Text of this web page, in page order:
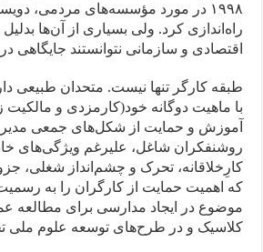
۱۹۹۸ در مورد مؤسسه‌های مردمی، دویست
راه‌اندازی کرد. ولی بسیاری از آن‌ها
اقتصادی و سازمانی نتوانستند جایگاهی در
طبقه کارگر تنها نیست. متحدان طبیعی
با ماهیت دوگانه خود(کارمزدی و مالکیت
آموزش و حمایت از شکل‌های جمعی
روشنفکران شاغل، علیرغم ویژگی‌های
کارِخلاقانه، تحرک و چشم‌انداز شغلی،
که اهمیت حمایت از کارگران را به رسمیت
موضوع در ایجاد مدارسی برای مطالعه
کلاسیک و در طرح‌های توسعه علوم ملی